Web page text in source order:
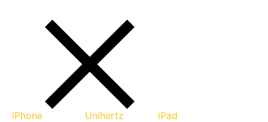
iPhone
Unihertz
iPad